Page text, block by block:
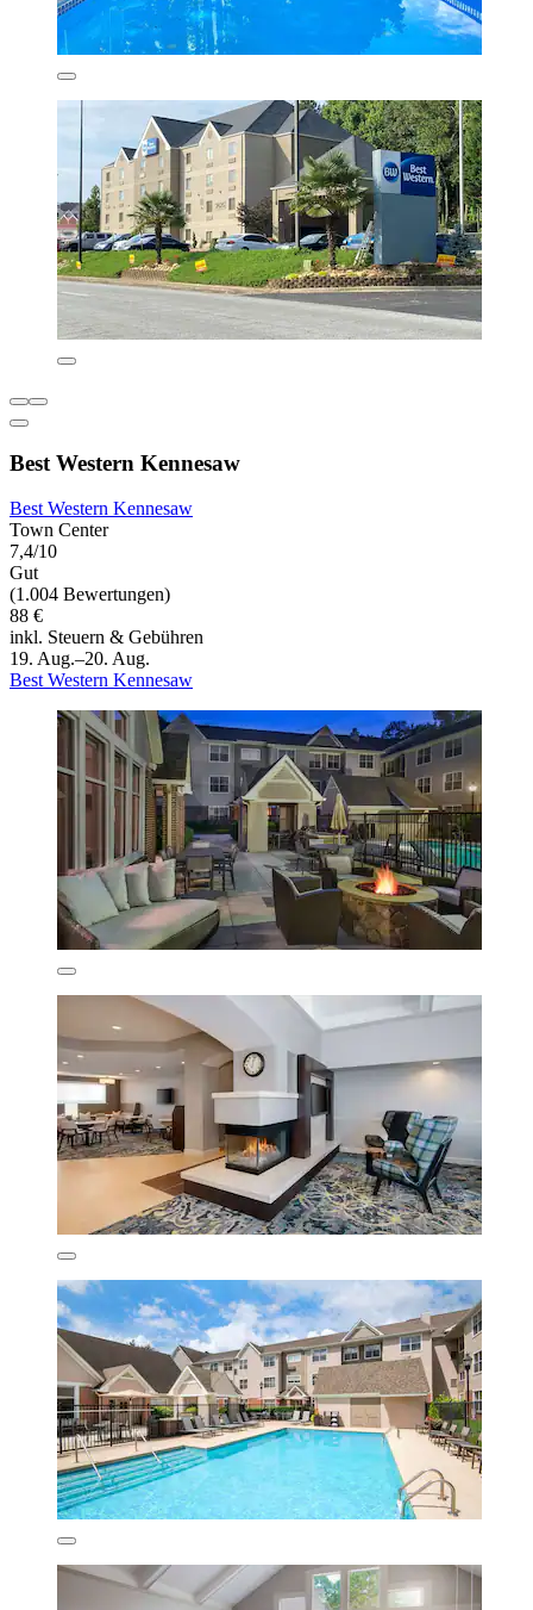
Best Western Kennesaw
Best Western Kennesaw
Town Center
7,4/10
Gut
(1.004 Bewertungen)
88 €
inkl. Steuern & Gebühren
19. Aug.–20. Aug.
Best Western Kennesaw